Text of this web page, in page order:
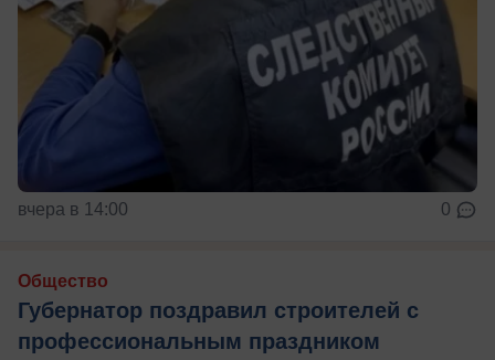
вчера в 14:00 0
Общество
Губернатор поздравил строителей с
профессиональным праздником